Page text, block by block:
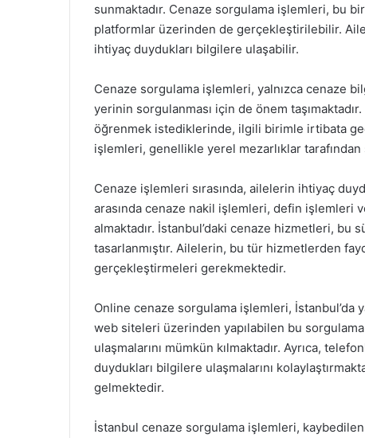
sunmaktadır. Cenaze sorgulama işlemleri, bu
platformlar üzerinden de gerçekleştirilebilir.
ihtiyaç duydukları bilgilere ulaşabilir.
Cenaze sorgulama işlemleri, yalnızca cenaze
yerinin sorgulanması için de önem
öğrenmek istediklerinde, ilgili birimle irtibata
işlemleri, genellikle yerel mezarlıklar tarafından
Cenaze işlemleri sırasında, ailelerin ihtiyaç
arasında cenaze nakil işlemleri, defin işlemleri
almaktadır. İstanbul’daki cenaze hizmetleri, bu
tasarlanmıştır. Ailelerin, bu tür hizmetlerden
gerçekleştirmeleri gerekmektedir.
Online cenaze sorgulama işlemleri, İstanbul’da
web siteleri üzerinden yapılabilen bu
ulaşmalarını mümkün kılmaktadır. Ayrıca,
duydukları bilgilere ulaşmalarını
gelmektedir.
İstanbul cenaze sorgulama işlemleri, kaybedilen